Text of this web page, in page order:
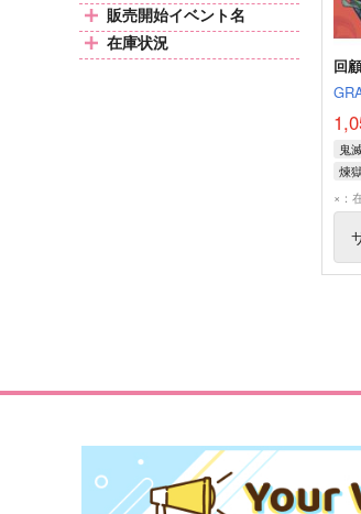
販売開始イベント名
在庫状況
回
鬼
煉
煉
×：